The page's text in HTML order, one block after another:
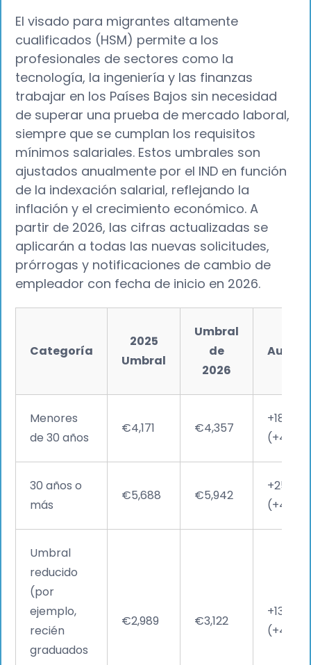
El visado para migrantes altamente
cualificados (HSM) permite a los
profesionales de sectores como la
tecnología, la ingeniería y las finanzas
trabajar en los Países Bajos sin necesidad
de superar una prueba de mercado laboral,
siempre que se cumplan los requisitos
mínimos salariales. Estos umbrales son
ajustados anualmente por el IND en función
de la indexación salarial, reflejando la
inflación y el crecimiento económico. A
partir de 2026, las cifras actualizadas se
aplicarán a todas las nuevas solicitudes,
prórrogas y notificaciones de cambio de
empleador con fecha de inicio en 2026.
Categoría
2025
Umbral
Umbral
de
2026
Menores
de 30 años
€4,171 €4,357
+186 €
(+4,46
30 años o
más
€5,688 €5,942
+254 €
(+4,47
Umbral
reducido
(por
ejemplo,
recién
graduados
€2,989 €3,122
+133 €
(+4,45